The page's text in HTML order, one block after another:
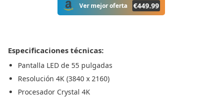
Ver mejor oferta €449.99
Especificaciones técnicas:
Pantalla LED de 55 pulgadas
Resolución 4K (3840 x 2160)
Procesador Crystal 4K